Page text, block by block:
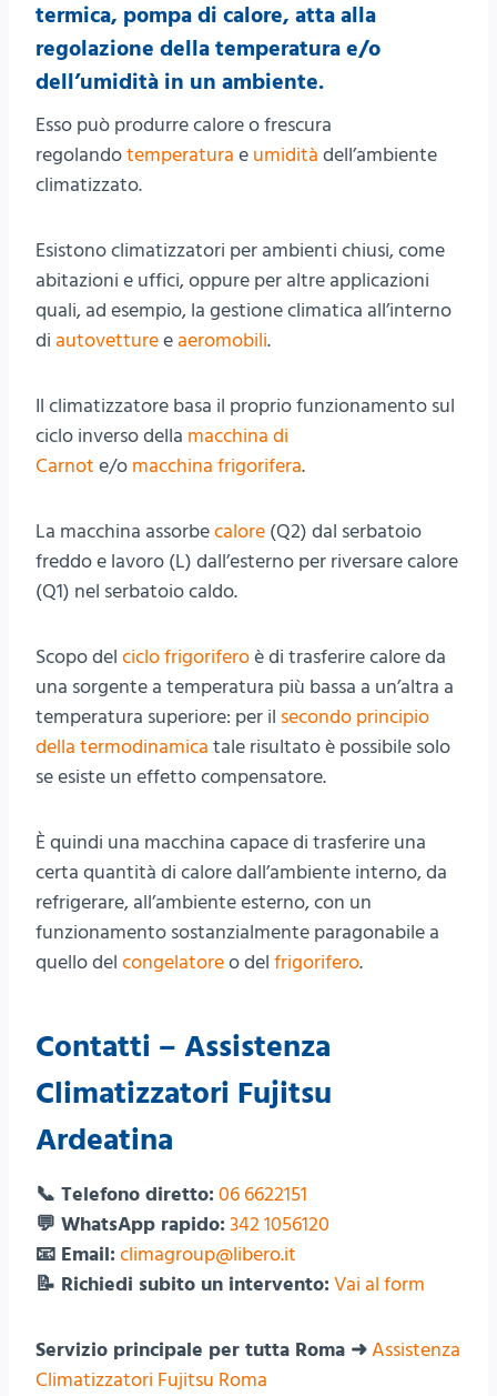
termica, pompa di calore, atta alla
regolazione della temperatura e/o
dell’umidità in un ambiente.
Esso può produrre calore o frescura
regolandotemperatura e umidità dell’ambiente
climatizzato.
Esistono climatizzatori per ambienti chiusi, come
abitazioni e uffici, oppure per altre applicazioni
quali, ad esempio, la gestione climatica all’interno
di autovettureeaeromobili.
Il climatizzatore basa il proprio funzionamento sul
ciclo inverso della macchina di
Carnot e/o macchina frigorifera.
La macchina assorbecalore (Q2) dal serbatoio
freddo e lavoro (L) dall’esterno per riversare calore
(Q1) nel serbatoio caldo.
Scopo del ciclo frigoriferoè di trasferire calore da
una sorgente a temperatura più bassa a un’altra a
temperatura superiore: per il secondo principio
della termodinamica tale risultato è possibile solo
se esiste un effetto compensatore.
È quindi una macchina capace di trasferire una
certa quantità di calore dall’ambiente interno, da
refrigerare, all’ambiente esterno, con un
funzionamento sostanzialmente paragonabile a
quello del congelatoreo del frigorifero.
Contatti – Assistenza
Climatizzatori Fujitsu
Ardeatina
📞 Telefono diretto: 06 6622151
💬 WhatsApp rapido: 342 1056120
📧 Email: climagroup@libero.it
📝 Richiedi subito un intervento: Vai al form
Servizio principale per tutta Roma ➜Assistenza
Climatizzatori Fujitsu Roma